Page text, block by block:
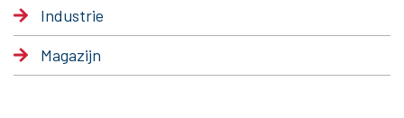
Industrie
Magazijn